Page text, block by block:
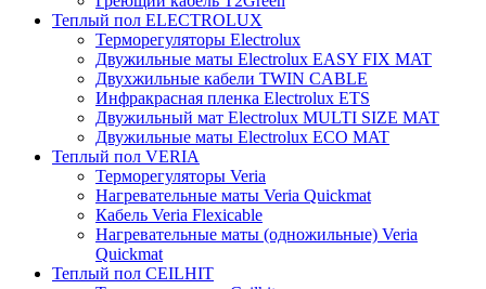
Теплый пол ELECTROLUX
Терморегуляторы Electrolux
Двужильные маты Electrolux EASY FIX MAT
Двухжильные кабели TWIN CABLE
Инфракрасная пленка Electrolux ETS
Двужильный мат Electrolux MULTI SIZE MAT
Двужильные маты Electrolux ECO MAT
Теплый пол VERIA
Терморегуляторы Veria
Нагревательные маты Veria Quickmat
Кабель Veria Flexicable
Нагревательные маты (одножильные) Veria
Quickmat
Теплый пол CEILHIT